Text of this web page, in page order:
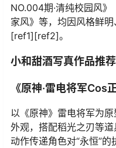
NO.004期·清纯校园风
家风》等，均因风格鲜
[ref1][ref2]。
小和甜酒写真作品推荐
《原神·雷电将军Cos
以《原神》雷电将军为
外观，搭配稻光之刃等道
动作传递角色对“永恒”